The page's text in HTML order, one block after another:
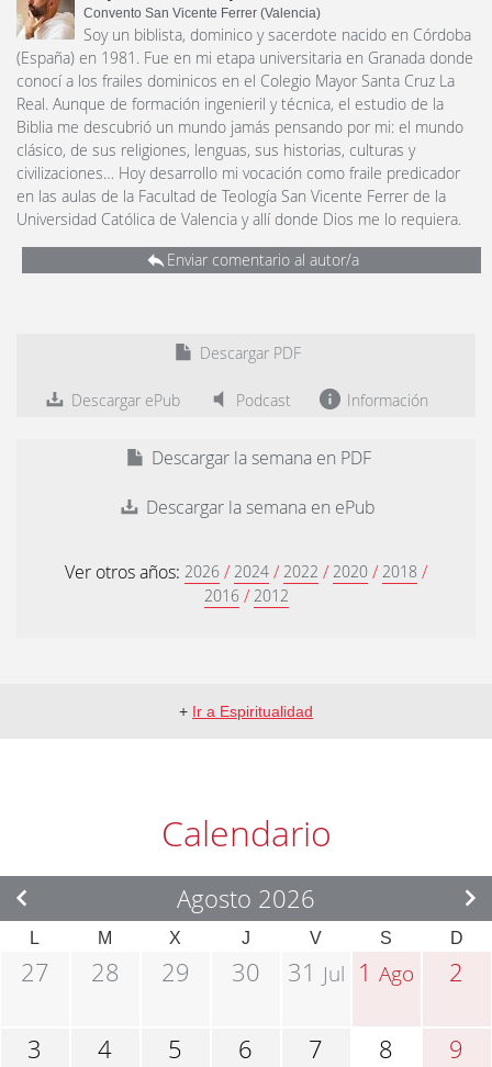
Convento San Vicente Ferrer (Valencia)
Soy un biblista, dominico y sacerdote nacido en Córdoba
(España) en 1981. Fue en mi etapa universitaria en Granada donde
conocí a los frailes dominicos en el Colegio Mayor Santa Cruz La
Real. Aunque de formación ingenieril y técnica, el estudio de la
Biblia me descubrió un mundo jamás pensando por mi: el mundo
clásico, de sus religiones, lenguas, sus historias, culturas y
civilizaciones… Hoy desarrollo mi vocación como fraile predicador
en las aulas de la Facultad de Teología San Vicente Ferrer de la
Universidad Católica de Valencia y allí donde Dios me lo requiera.
Enviar comentario al autor/a
Descargar PDF
Descargar ePub Podcast Información
Descargar la semana en PDF
Descargar la semana en ePub
Ver otros años: 2026 / 2024 / 2022 / 2020 / 2018 /
2016 / 2012
+ Ir a Espiritualidad
Calendario
Agosto 2026
L M X J V S D
27 28 29 30 31 Jul 1Ago 2
3 4 5 6 7 8 9